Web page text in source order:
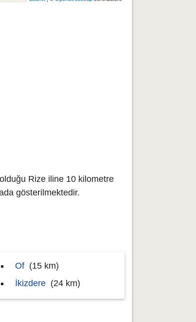
olduğu Rize iline 10 kilometre
gösterilmektedir.
Of (15 km)
İkizdere (24 km)